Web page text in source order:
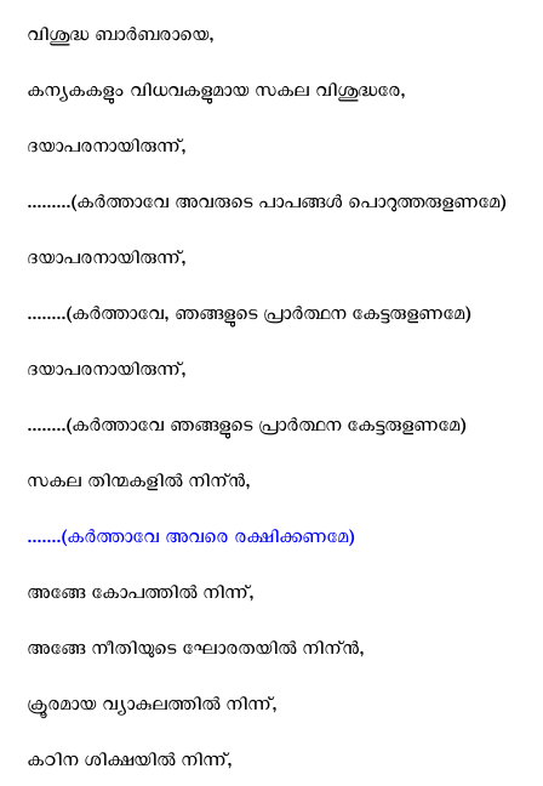
വിശുദ്ധ ബാര്‍ബരായെ,
കന്യകകളും വിധവകളുമായ സകല വിശുദ്ധരേ,
ദയാപരനായിരുന്ന്,
.........(കര്‍ത്താവേ അവരുടെ പാപങ്ങള്‍ പൊറുത്തരുളണമേ)
ദയാപരനായിരുന്ന്,
........(കര്‍ത്താവേ, ഞങ്ങളുടെ പ്രാര്‍ത്ഥന കേട്ടരുളണമേ)
ദയാപരനായിരുന്ന്,
........(കര്‍ത്താവേ ഞങ്ങളുടെ പ്രാര്‍ത്ഥന കേട്ടരുളണമേ)
സകല തിന്മകളില്‍ നിന്ന്‍,
.......(കര്‍ത്താവേ അവരെ രക്ഷിക്കണമേ)
അങ്ങേ കോപത്തില്‍ നിന്ന്,
അങ്ങേ നീതിയുടെ ഘോരതയില്‍ നിന്ന്‍,
ക്രൂരമായ വ്യാകുലത്തില്‍ നിന്ന്,
കഠിന ശിക്ഷയില്‍ നിന്ന്,